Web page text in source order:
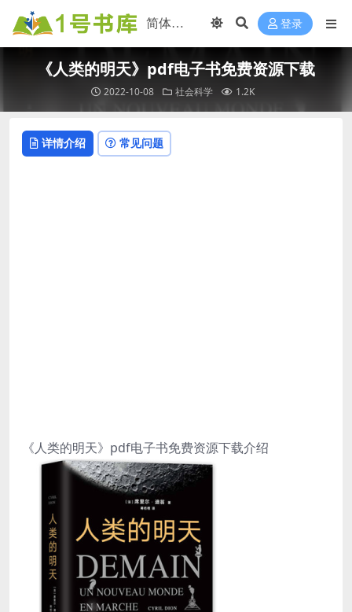
登录
《人类的明天》pdf电子书免费资源下载
2022-10-08 社会科学 1.2K
详情介绍 常见问题
《人类的明天》pdf电子书免费资源下载介绍